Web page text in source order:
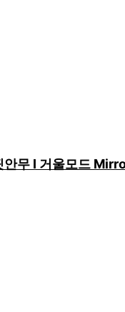
안무 I 거울모드